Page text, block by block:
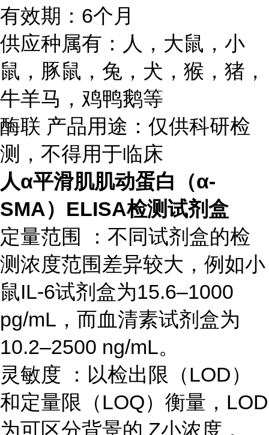
有效期：6个月
供应种属有：人，大鼠，小
鼠，豚鼠，兔，犬，猴，猪，
牛羊马，鸡鸭鹅等
酶联 产品用途：仅供科研检
测，不得用于临床
人α平滑肌肌动蛋白（α-
SMA）ELISA检测试剂盒
定量范围 ：不同试剂盒的检
测浓度范围差异较大，例如小
鼠IL-6试剂盒为15.6–1000
pg/mL，而血清素试剂盒为
10.2–2500 ng/mL。
灵敏度 ：以检出限（LOD）
和定量限（LOQ）衡量，LOD
为可区分背景的 Z小浓度，